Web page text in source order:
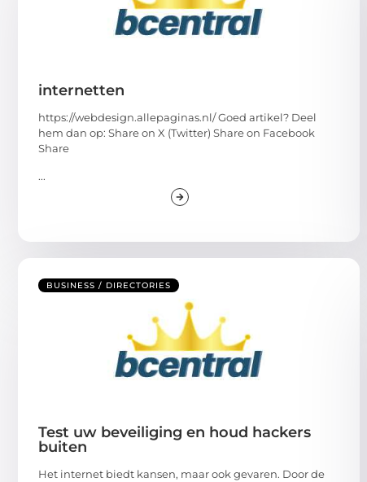
internetten
https://webdesign.allepaginas.nl/ Goed artikel? Deel
hem dan op: Share on X (Twitter) Share on Facebook
Share
...
BUSINESS / DIRECTORIES
Test uw beveiliging en houd hackers
buiten
Het internet biedt kansen, maar ook gevaren. Door de